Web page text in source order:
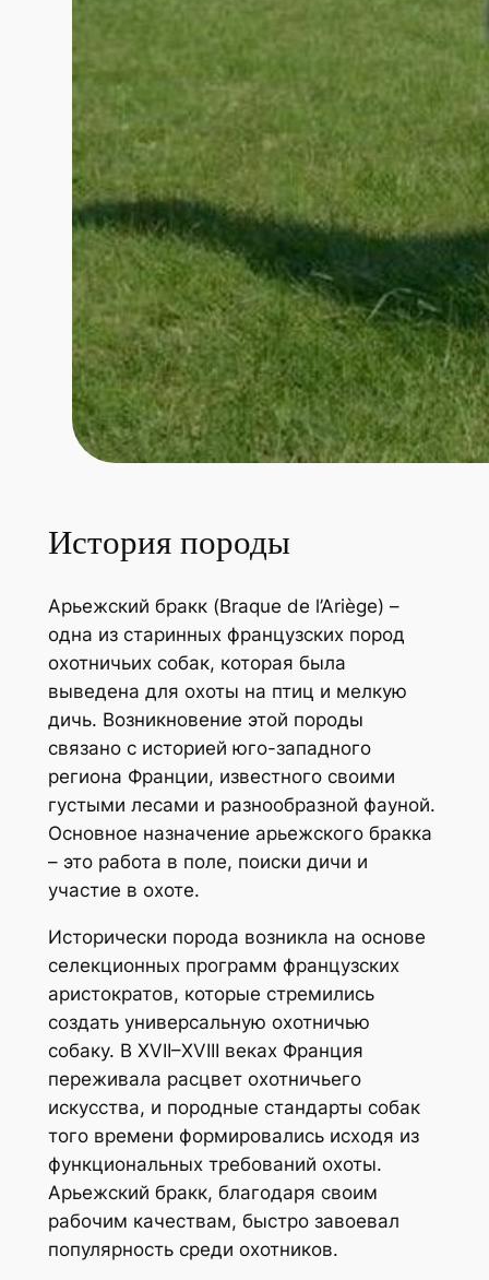
История породы
Арьежский бракк (Braque de l’Ariège) –
одна из старинных французских пород
охотничьих собак, которая была
выведена для охоты на птиц и мелкую
дичь. Возникновение этой породы
связано с историей юго-западного
региона Франции, известного своими
густыми лесами и разнообразной фауной.
Основное назначение арьежского бракка
– это работа в поле, поиски дичи и
участие в охоте.
Исторически порода возникла на основе
селекционных программ французских
аристократов, которые стремились
создать универсальную охотничью
собаку. В XVII–XVIII веках Франция
переживала расцвет охотничьего
искусства, и породные стандарты собак
того времени формировались исходя из
функциональных требований охоты.
Арьежский бракк, благодаря своим
рабочим качествам, быстро завоевал
популярность среди охотников.